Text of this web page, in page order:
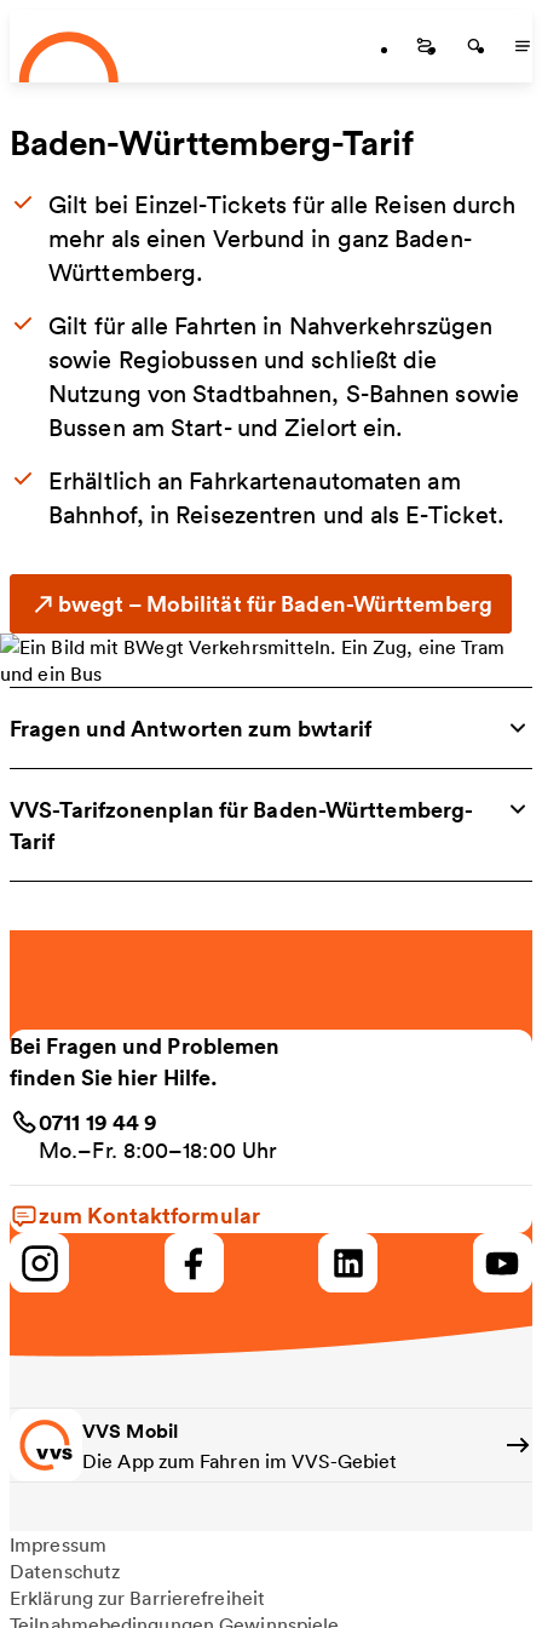
Zum Hauptinhalt springen
Startseite
Baden-Württemberg-Tarif
Gilt bei Einzel-Tickets für alle Reisen durch
mehr als einen Verbund in ganz Baden-
Württemberg.
Gilt für alle Fahrten in Nahverkehrszügen
sowie Regiobussen und schließt die
Nutzung von Stadtbahnen, S-Bahnen sowie
Bussen am Start- und Zielort ein.
Erhältlich an Fahrkartenautomaten am
Bahnhof, in Reisezentren und als E-Ticket.
bwegt – Mobilität für Baden-Württemberg
Fragen und Antworten zum bwtarif
VVS-Tarifzonenplan für Baden-Württemberg-
Tarif
Bei Fragen und Problemen
finden Sie hier Hilfe.
0711 19 44 9
Mo.–Fr. 8:00–18:00 Uhr
zum Kontaktformular
VVS Mobil
Die App zum Fahren im VVS-Gebiet
Impressum
Datenschutz
Erklärung zur Barrierefreiheit